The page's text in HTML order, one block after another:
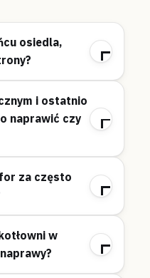
osiedla,
i ostatnio
naprawić czy
za często
w